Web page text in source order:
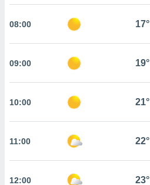
permite
seguir
coste.
a la
todas
nuestros
nos
análisis
CONFIGURACIÓN
08:00 17°
09:00 19°
10:00 21°
11:00 22°
12:00 23°